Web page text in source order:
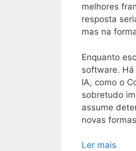
melhores
resposta
mas na
Enquanto
software.
IA, como o
sobretudo
assume
novas
Ler mais